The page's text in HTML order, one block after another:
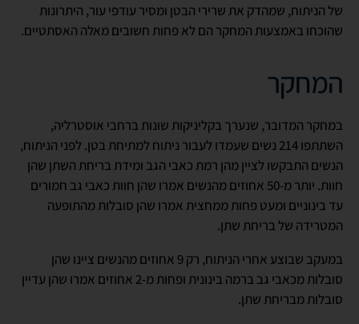
של הניתוח, שמהדק את שרירי הבטן ומסיר עודפי עור, היתרונות
שהוכחו באמצעות המחקר הם לא פחות חשובים מאלה האסתטיים.
המחקר
במחקר המדובר, שנערך בקליניקות שונות ברחבי אוסטרליה,
השתתפו 214 נשים שעמדו לעבור ניתוח למתיחת בטן. לפני הניתוח,
הנשים התבקשו לציין מהן רמת כאבי הגב ומידת בריחת השתן שהן
חוות. יותר מ-50 אחוזים מהנשים אמרו שהן חוות כאבי גב חמורים
עד בינוניים ומעט פחות ממחצית אמרו שהן סובלות מהתופעה
המטרידה של בריחת שתן.
במעקב שבוצע אחרי הניתוח, רק 9 אחוזים מהנשים ציינו שהן
סובלות מכאבי גב ברמה בינונית ופחות מ-2 אחוזים אמרו שהן עדיין
סובלות מבריחת שתן.